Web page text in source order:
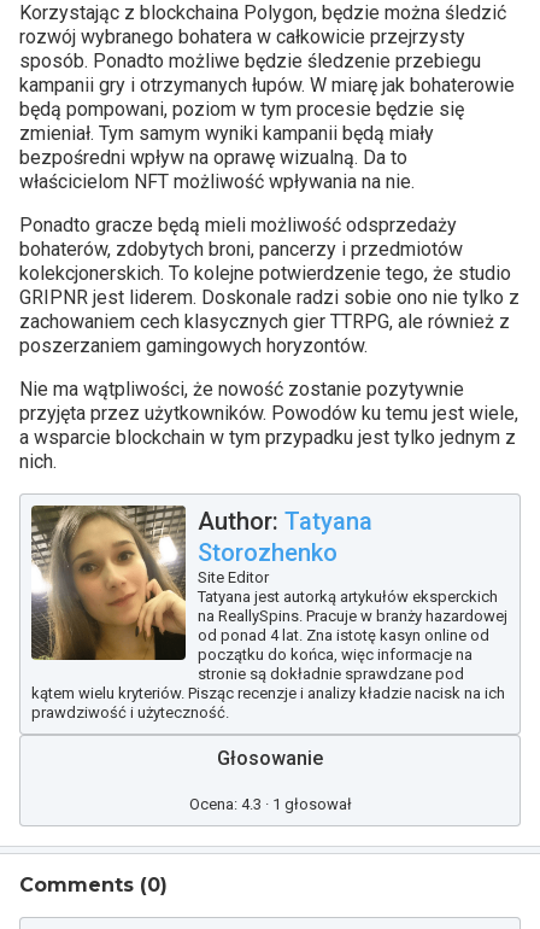
Korzystając z blockchaina Polygon, będzie można śledzić
rozwój wybranego bohatera w całkowicie przejrzysty
sposób. Ponadto możliwe będzie śledzenie przebiegu
kampanii gry i otrzymanych łupów. W miarę jak bohaterowie
będą pompowani, poziom w tym procesie będzie się
zmieniał. Tym samym wyniki kampanii będą miały
bezpośredni wpływ na oprawę wizualną. Da to
właścicielom NFT możliwość wpływania na nie.
Ponadto gracze będą mieli możliwość odsprzedaży
bohaterów, zdobytych broni, pancerzy i przedmiotów
kolekcjonerskich. To kolejne potwierdzenie tego, że studio
GRIPNR jest liderem. Doskonale radzi sobie ono nie tylko z
zachowaniem cech klasycznych gier TTRPG, ale również z
poszerzaniem gamingowych horyzontów.
Nie ma wątpliwości, że nowość zostanie pozytywnie
przyjęta przez użytkowników. Powodów ku temu jest wiele,
a wsparcie blockchain w tym przypadku jest tylko jednym z
nich.
Author: Tatyana
Storozhenko
Site Editor
Tatyana jest autorką artykułów eksperckich
na ReallySpins. Pracuje w branży hazardowej
od ponad 4 lat. Zna istotę kasyn online od
początku do końca, więc informacje na
stronie są dokładnie sprawdzane pod
kątem wielu kryteriów. Pisząc recenzje i analizy kładzie nacisk na ich
prawdziwość i użyteczność.
Głosowanie
Ocena: 4.3 · 1 głosował
Comments (0)